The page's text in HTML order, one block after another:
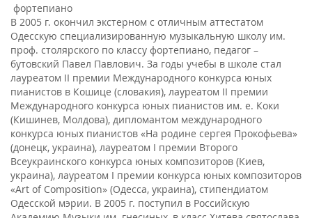
фортепиано
В 2005 г. окончил экстерном с отличным аттестатом
Одесскую специализированную музыкальную школу им.
проф. столярского по классу фортепиано, педагог –
бутовский Павел Павлович. За годы учебы в школе стал
лауреатом II премии Международного конкурса юных
пианистов в Кошице (словакия), лауреатом II премии
Международного конкурса юных пианистов им. е. Коки
(Кишинев, Молдова), дипломантом международного
конкурса юных пианистов «На родине сергея Прокофьева»
(донецк, украина), лауреатом I премии Второго
Всеукраинского конкурса юных композиторов (Киев,
украина), лауреатом I премии конкурса юных композиторов
«Art of Composition» (Одесса, украина), стипендиатом
Одесской мэрии. В 2005 г. поступил в Российскую